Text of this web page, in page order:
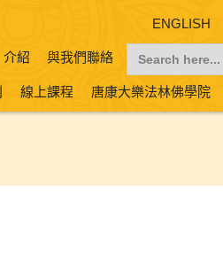
ENGLISH
for:
介紹 與我們聯絡
線上課程 唐康大樂法林佛學院